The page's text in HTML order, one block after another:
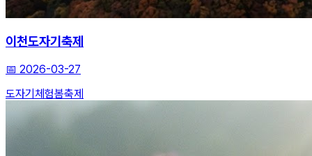
이천도자기축제
📅 2026-03-27
도자기체험봄축제